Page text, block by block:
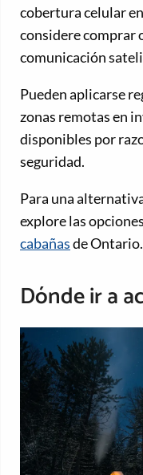
cobertura celular
considere comprar
comunicación
Pueden aplicarse
zonas remotas en
disponibles por
seguridad.
Para una
explore las opciones
cabañasde Ontario.
Dónde ir a